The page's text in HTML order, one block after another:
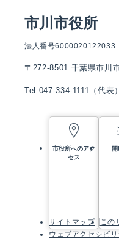
市川市役所
法人番号6000020122033
〒272-8501 千葉県市川
Tel:047-334-1111（代表）
市役所へのアク
セス
サイトマップ
この
ウェブアクセシビリ